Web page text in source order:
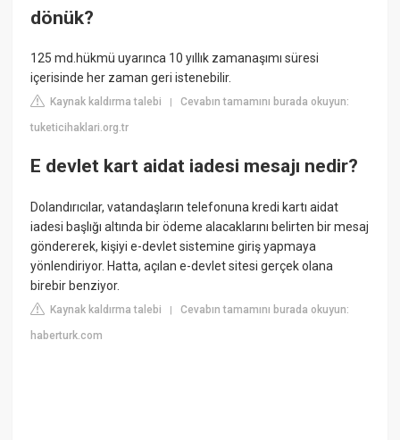
dönük?
125 md.hükmü uyarınca 10 yıllık zamanaşımı süresi
içerisinde her zaman geri istenebilir.
Kaynak kaldırma talebi |Cevabın tamamını burada okuyun:
tuketicihaklari.org.tr
E devlet kart aidat iadesi mesajı nedir?
Dolandırıcılar, vatandaşların telefonuna kredi kartı aidat
iadesi başlığı altında bir ödeme alacaklarını belirten bir mesaj
göndererek, kişiyi e-devlet sistemine giriş yapmaya
yönlendiriyor. Hatta, açılan e-devlet sitesi gerçek olana
birebir benziyor.
Kaynak kaldırma talebi |Cevabın tamamını burada okuyun:
haberturk.com